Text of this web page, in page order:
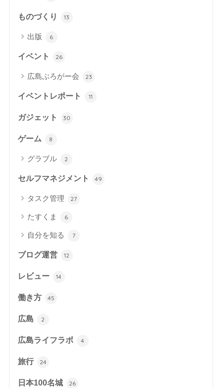
ものづくり 13
出版 6
イベント 26
広島ぶろがー会 23
イベントレポート 11
ガジェット 30
ゲーム 8
グラブル 2
セルフマネジメント 49
タスク管理 27
たすくま 6
自分を知る 7
ブログ運営 12
レビュー 14
働き方 45
広島 2
広島ライフラボ 4
旅行 24
日本100名城 26